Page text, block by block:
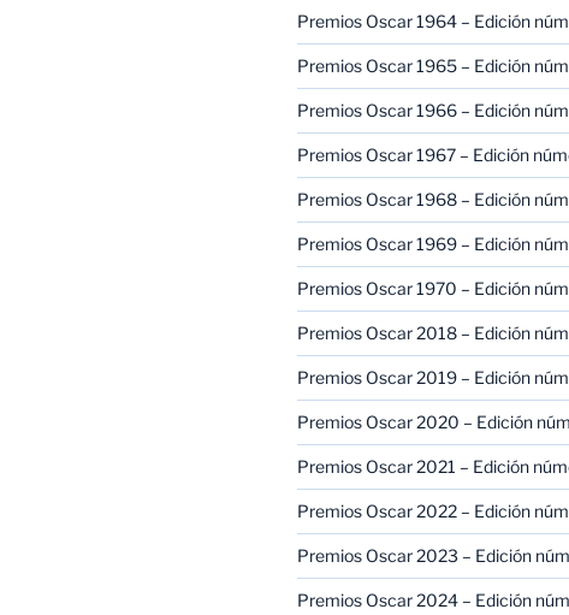
Premios Oscar 1964 – Edición
Premios Oscar 1965 – Edición
Premios Oscar 1966 – Edición
Premios Oscar 1967 – Edición
Premios Oscar 1968 – Edición
Premios Oscar 1969 – Edición
Premios Oscar 1970 – Edición
Premios Oscar 2018 – Edición
Premios Oscar 2019 – Edición
Premios Oscar 2020 – Edición
Premios Oscar 2021 – Edición
Premios Oscar 2022 – Edición
Premios Oscar 2023 – Edición
Premios Oscar 2024 – Edición